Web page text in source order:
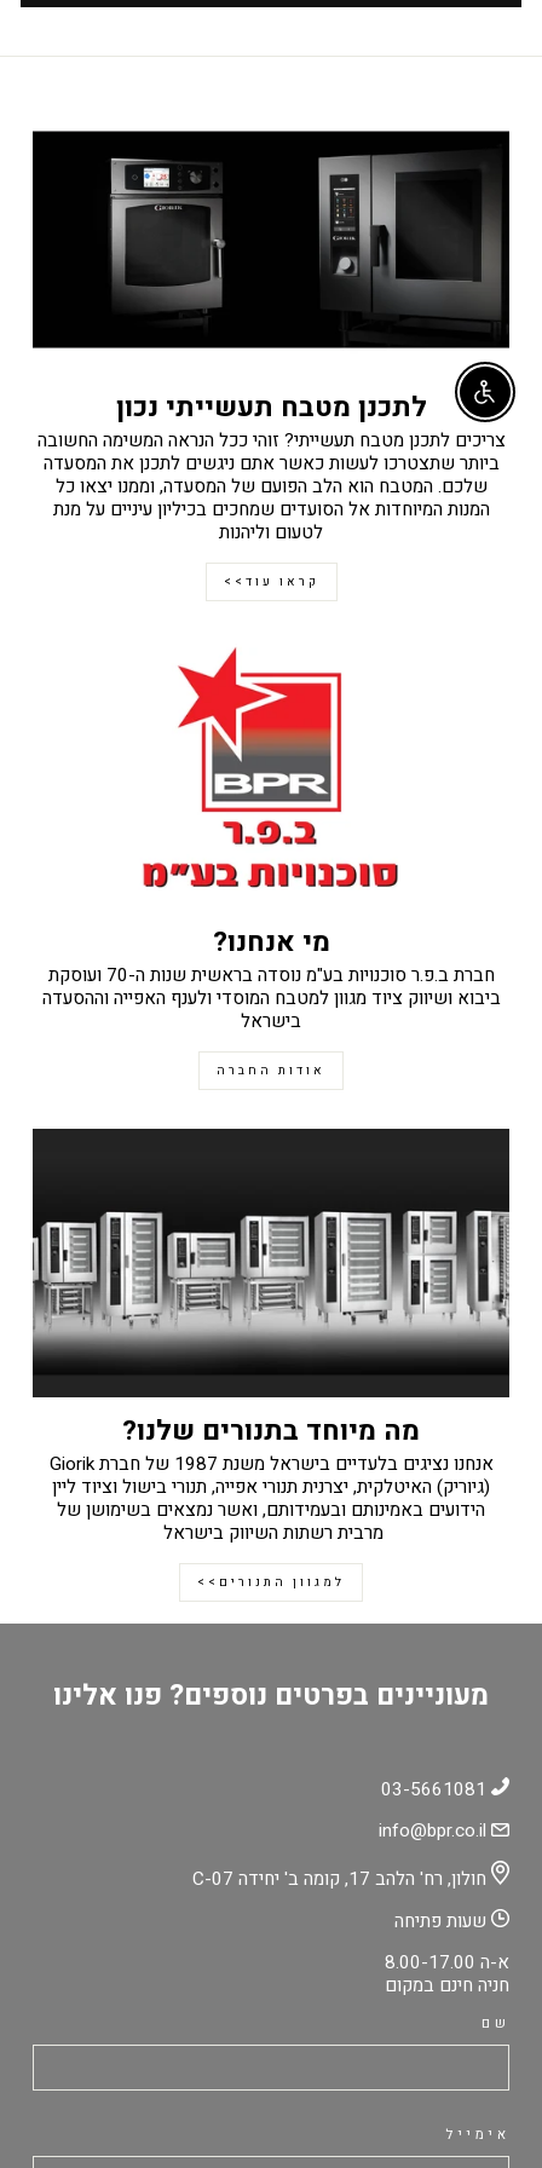
לתכנן מטבח תעשייתי נכון
צריכים לתכנן מטבח תעשייתי? זוהי ככל הנראה המשימה החשובה
ביותר שתצטרכו לעשות כאשר אתם ניגשים לתכנן את המסעדה
שלכם. המטבח הוא הלב הפועם של המסעדה, וממנו יצאו כל
המנות המיוחדות אל הסועדים שמחכים בכיליון עיניים על מנת
לטעום וליהנות
קראו עוד>>
מי אנחנו?
חברת ב.פ.ר סוכנויות בע"מ נוסדה בראשית שנות ה-70 ועוסקת
ביבוא ושיווק ציוד מגוון למטבח המוסדי ולענף האפייה וההסעדה
בישראל
אודות החברה
מה מיוחד בתנורים שלנו?
אנחנו נציגים בלעדיים בישראל משנת 1987 של חברת Giorik
(גיוריק) האיטלקית, יצרנית תנורי אפייה, תנורי בישול וציוד ליין
הידועים באמינותם ובעמידותם, ואשר נמצאים בשימושן של
מרבית רשתות השיווק בישראל
למגוון התנורים>>
מעוניינים בפרטים נוספים? פנו אלינו
חולון, רח' הלהב 17, קומה ב' יחידה C-07
שעות פתיחה
א-ה 8.00-17.00
חניה חינם במקום
שם
אימייל
Enable accessibility